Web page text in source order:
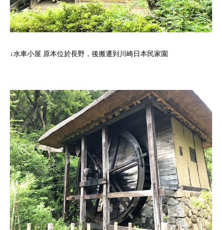
↓水車小屋 原本位於長野，後搬遷到川崎日本民家園